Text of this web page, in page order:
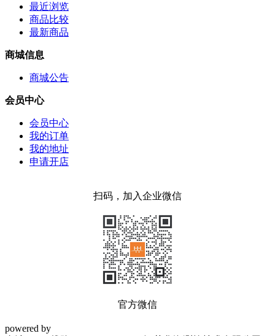
最近浏览
商品比较
最新商品
商城信息
商城公告
会员中心
会员中心
我的订单
我的地址
申请开店
扫码，加入企业微信
官方微信
powered by